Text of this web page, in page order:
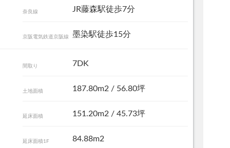
奈良線 JR藤森駅徒歩7分
京阪電気鉄道京阪線 墨染駅徒歩15分
間取り 7DK
土地面積 187.80m2 / 56.80坪
延床面積 151.20m2 / 45.73坪
延床面積1F 84.88m2